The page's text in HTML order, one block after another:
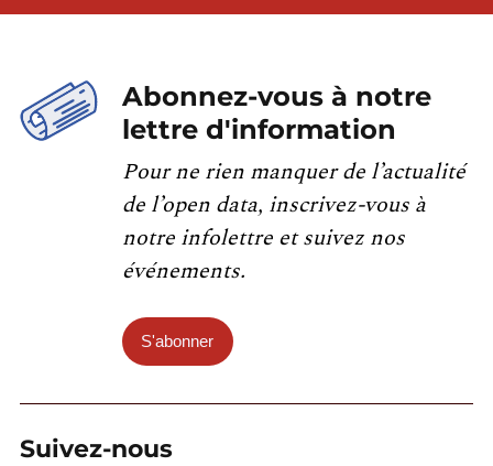
Abonnez-vous à notre
lettre d'information
Pour ne rien manquer de l’actualité
de l’open data, inscrivez-vous à
notre infolettre et suivez nos
événements.
S'abonner
Suivez-nous